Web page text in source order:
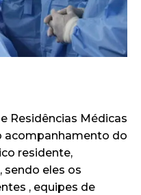
Residências Médicas
acompanhamento do
residente,
sendo eles os
, equipes de